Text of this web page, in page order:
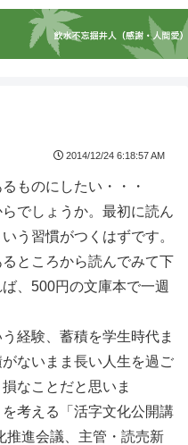
2014/12/24 6:18:57 AM
ものにしたい・・・
でしょうか。最初に読ん
う習慣がつくはずです。
ところから読んでみて下
、500円の文庫本で一週
経験、蓄積を学生時代ま
ないまま長い人生を過ご
なことだと思いま
考える「活字文化公開講
推進会議、主管・読売新